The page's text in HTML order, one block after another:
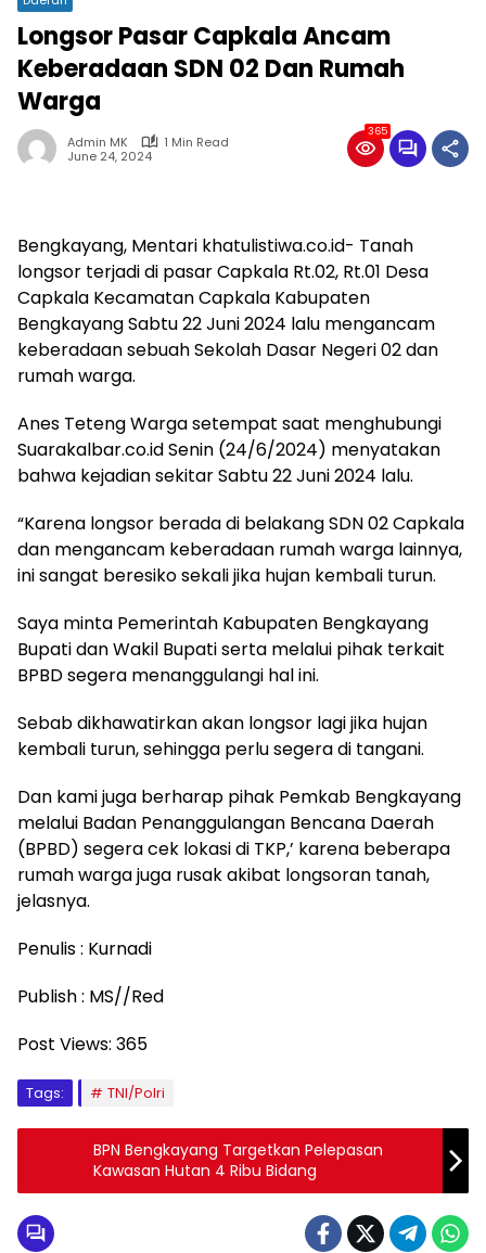
Longsor Pasar Capkala Ancam
Keberadaan SDN 02 Dan Rumah
Warga
Admin MK
1 Min Read
June 24, 2024
365
Bengkayang, Mentari khatulistiwa.co.id- Tanah
longsor terjadi di pasar Capkala Rt.02, Rt.01 Desa
Capkala Kecamatan Capkala Kabupaten
Bengkayang Sabtu 22 Juni 2024 lalu mengancam
keberadaan sebuah Sekolah Dasar Negeri 02 dan
rumah warga.
Anes Teteng Warga setempat saat menghubungi
Suarakalbar.co.id Senin (24/6/2024) menyatakan
bahwa kejadian sekitar Sabtu 22 Juni 2024 lalu.
“Karena longsor berada di belakang SDN 02 Capkala
dan mengancam keberadaan rumah warga lainnya,
ini sangat beresiko sekali jika hujan kembali turun.
Saya minta Pemerintah Kabupaten Bengkayang
Bupati dan Wakil Bupati serta melalui pihak terkait
BPBD segera menanggulangi hal ini.
Sebab dikhawatirkan akan longsor lagi jika hujan
kembali turun, sehingga perlu segera di tangani.
Dan kami juga berharap pihak Pemkab Bengkayang
melalui Badan Penanggulangan Bencana Daerah
(BPBD) segera cek lokasi di TKP,’ karena beberapa
rumah warga juga rusak akibat longsoran tanah,
jelasnya.
Penulis : Kurnadi
Publish : MS//Red
Post Views: 365
Tags: TNI/Polri
BPN Bengkayang Targetkan Pelepasan
Kawasan Hutan 4 Ribu Bidang